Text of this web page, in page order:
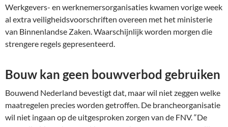
Werkgevers- en werknemersorganisaties kwamen vorige week
al extra veiligheidsvoorschriften overeen met het ministerie
van Binnenlandse Zaken. Waarschijnlijk worden morgen die
strengere regels gepresenteerd.
Bouw kan geen bouwverbod gebruiken
Bouwend Nederland bevestigt dat, maar wil niet zeggen welke
maatregelen precies worden getroffen. De brancheorganisatie
wil niet ingaan op de uitgesproken zorgen van de FNV. “De